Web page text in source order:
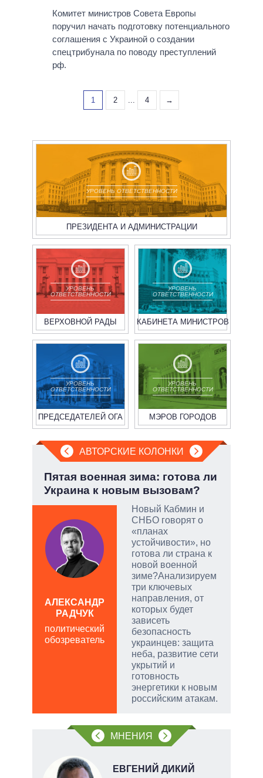
Комитет министров Совета Европы
поручил начать подготовку потенциального
соглашения с Украиной о создании
спецтрибунала по поводу преступлений
рф.
1 2 ... 4 →
УРОВЕНЬ ОТВЕТСТВЕННОСТИ
ПРЕЗИДЕНТА И АДМИНИСТРАЦИИ
УРОВЕНЬ
ОТВЕТСТВЕННОСТИ
ВЕРХОВНОЙ РАДЫ
УРОВЕНЬ
ОТВЕТСТВЕННОСТИ
КАБИНЕТА МИНИСТРОВ
УРОВЕНЬ
ОТВЕТСТВЕННОСТИ
ПРЕДСЕДАТЕЛЕЙ ОГА
УРОВЕНЬ
ОТВЕТСТВЕННОСТИ
МЭРОВ ГОРОДОВ
АВТОРСКИЕ КОЛОНКИ
Пятая военная зима: готова ли
Украина к новым вызовам?
Новый Кабмин и
СНБО говорят о
«планах
устойчивости», но
готова ли страна к
новой военной
зиме?Анализируем
три ключевых
направления, от
которых будет
зависеть
безопасность
украинцев: защита
неба, развитие сети
укрытий и
готовность
энергетики к новым
российским атакам.
АЛЕКСАНДР
РАДЧУК
политический
обозреватель
МНЕНИЯ
ЕВГЕНИЙ ДИКИЙ